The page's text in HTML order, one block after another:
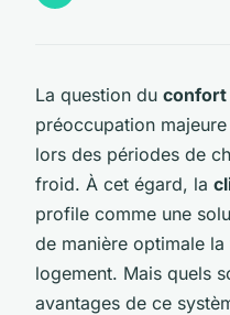
La question du confort
préoccupation
lors des périodes de
froid. À cet égard, la
profile comme une
de manière optimale
logement. Mais quels
avantages de ce